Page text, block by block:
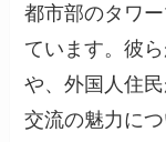
都市部のタワ
ています。彼
や、外国人住
交流の魅力に